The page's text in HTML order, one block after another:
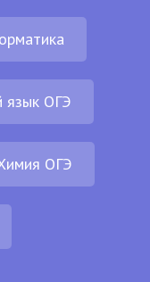
язык ОГЭ
ОГЭ